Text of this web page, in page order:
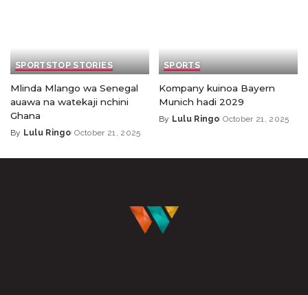
SPORTSTOP STORIES
Mlinda Mlango wa Senegal
auawa na watekaji nchini
Ghana
By Lulu Ringo October 21, 2025
SPORTS
Kompany kuinoa Bayern
Munich hadi 2029
By Lulu Ringo October 21, 2025